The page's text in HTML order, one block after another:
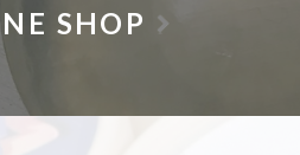
SHOP